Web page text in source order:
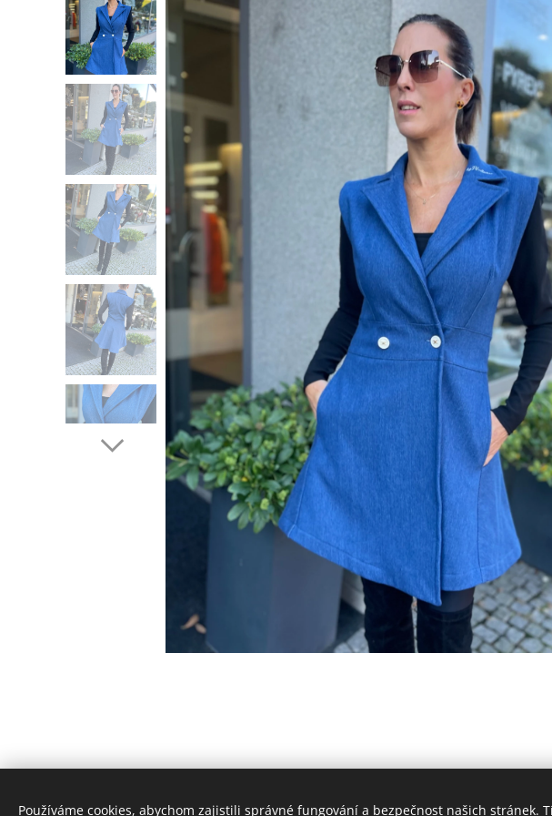
BY IV
Používáme cookies, abychom zajistili správné fungování a bezpečnost našich stránek.